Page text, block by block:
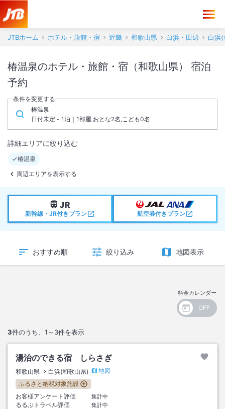
JTBホーム ホテル・旅館・宿 近畿 和歌山県 白浜・田辺 白浜
椿温泉のホテル・旅館・宿（和歌山県） 宿泊
予約
条件を変更する
椿温泉
日付未定 - 1泊｜1部屋 おとな2名,こども0名
詳細エリアに絞り込む
椿温泉
周辺エリアを表示する
新幹線・JR付きプラン 航空券付きプラン
おすすめ順 絞り込み 地図表示
料金カレンダー
3件のうち、 1～3件を表示
湯治のできる宿 しらさぎ
和歌山県 白浜(和歌山県)
地図
ふるさと納税対象施設
お客様アンケート評価
集計中
るるぶトラベル評価
集計中